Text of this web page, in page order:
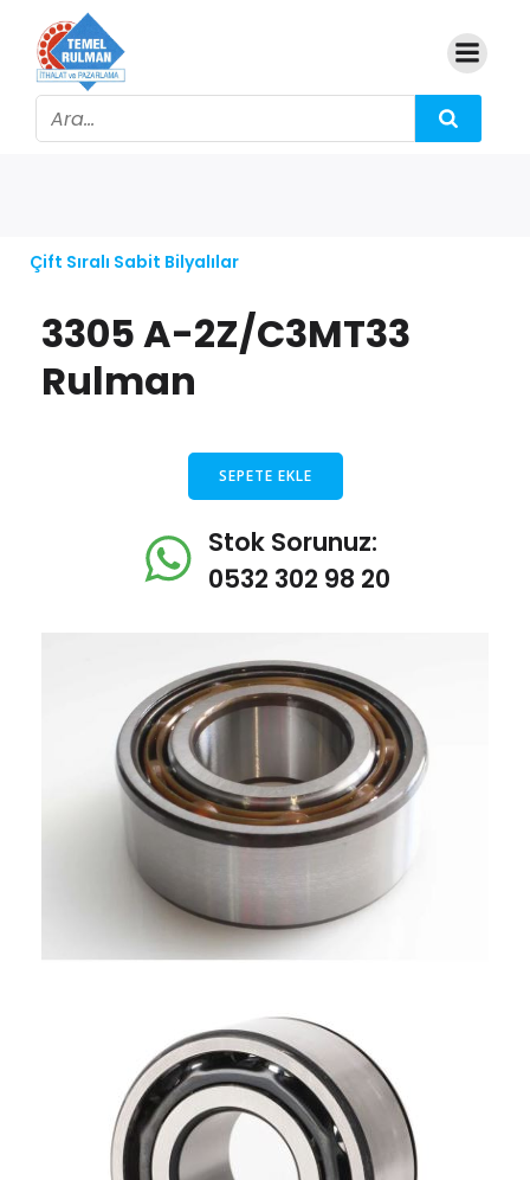
Çift Sıralı Sabit Bilyalılar
3305 A-2Z/C3MT33
Rulman
SEPETE EKLE
Stok Sorunuz:
0532 302 98 20